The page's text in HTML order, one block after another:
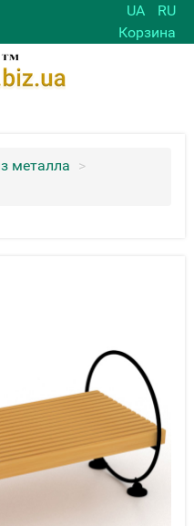
UA
RU
Корзина
металла >